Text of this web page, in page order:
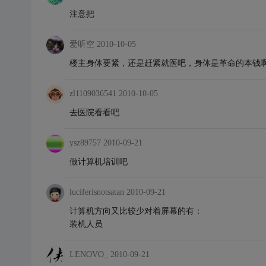
注意把
爱听空 2010-10-05
楼主身体要紧，还是赶紧就医吧，身体是革命的本钱
zl1109036541 2010-10-05
去医院看看吧
ysz89757 2010-09-21
做计算机培训吧
luciferisnotsatan 2010-09-21
计算机方向又比较少对着屏幕的有：
装机人员
LENOVO_ 2010-09-21